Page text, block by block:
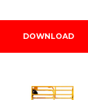
DOWNLOAD